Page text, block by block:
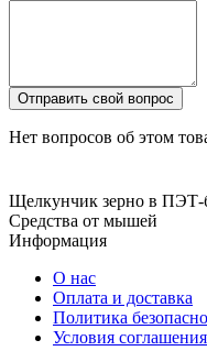
Отправить свой вопрос
Нет вопросов об этом
Щелкунчик зерно в ПЭТ-
Средства от мышей
Информация
О нас
Оплата и доставка
Политика
Условия соглашения